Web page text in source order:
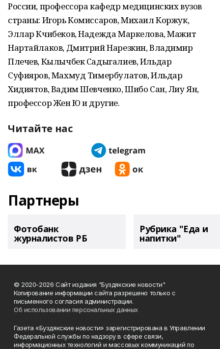
России, профессора кафедр медицинских вузов
страны: Игорь Комиссаров, Михаил Коржук,
Эллар Кчибеков, Надежда Маркелова, Мажит
Нартайлаков, Дмитрий Нарезкин, Владимир
Плечев, Кылычбек Садыгалиев, Ильдар
Суфияров, Махмуд Тимербулатов, Ильдар
Хидиятов, Вадим Шевченко, Шибо Сан, Лиу Ян,
профессор Жен Ю и другие.
Читайте нас
Партнеры
Фотобанк
журналистов РБ
Рубрика "Еда и
напитки"
© 2020-2026 Сайт издания "Буздякские новости"
Копирование информации сайта разрешено только с
письменного согласия администрации.
Об использовании персональных данных
Газета «Буздякские новости» зарегистрирована в Управлении
Федеральной службы по надзору в сфере связи,
информационных технологий и массовых коммуникаций по